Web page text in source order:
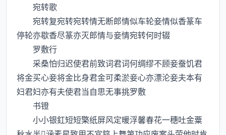
宛转歌
宛转复宛转宛转情无断郎情似车轮妾情似香篆车
停轮亦歇香尽篆亦灭郎情与妾情宛转何时辍
罗敷行
采桑怕归迟使君前致词君词何绸缪不顾妾蚕饥君
将金买心妾将金比身君金可柔淤妾心亦漂沦妾夫本有
妇君妇亦有夫使君当自思无事挑罗敷
书镫
小小银釭短短檠纸屏风定暖浮馨春花一穗吐金粟